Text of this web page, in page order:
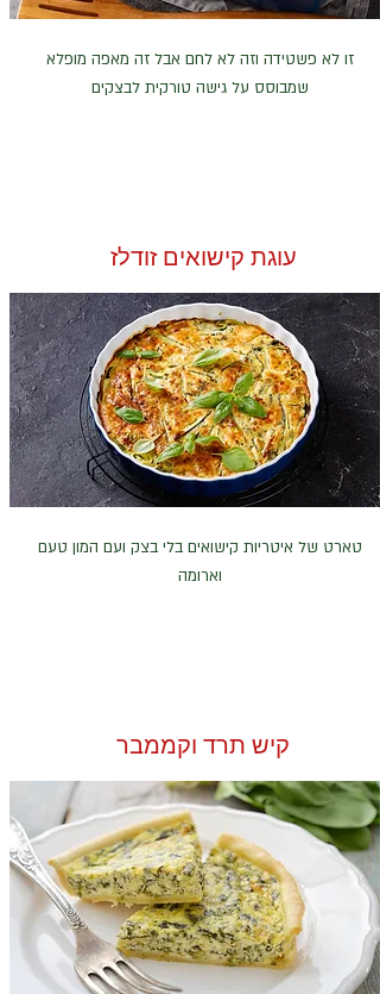
זו לא פשטידה וזה לא לחם אבל זה מאפה מופלא
שמבוסס על גישה טורקית לבצקים
עוגת קישואים זודלז
טארט של איטריות קישואים בלי בצק ועם המון טעם
וארומה
קיש תרד וקממבר